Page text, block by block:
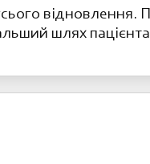
відновлення.
шлях